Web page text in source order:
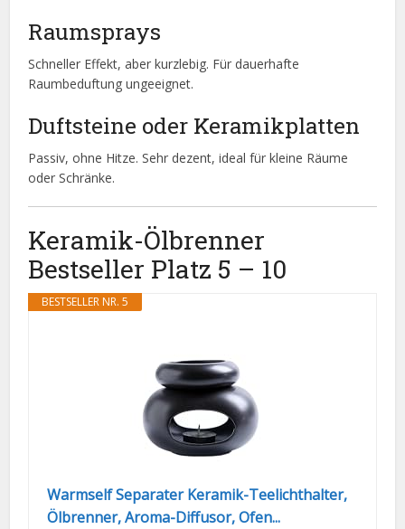
Raumsprays
Schneller Effekt, aber kurzlebig. Für dauerhafte
Raumbeduftung ungeeignet.
Duftsteine oder Keramikplatten
Passiv, ohne Hitze. Sehr dezent, ideal für kleine Räume
oder Schränke.
Keramik-Ölbrenner
Bestseller Platz 5 – 10
BESTSELLER NR. 5
Warmself Separater Keramik-Teelichthalter,
Ölbrenner, Aroma-Diffusor, Ofen...